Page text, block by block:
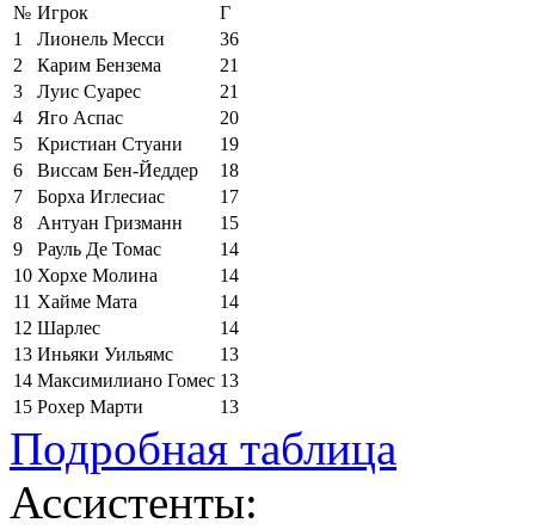
№ Игрок
Г
1
Лионель Месси
36
2
Карим Бензема
21
3
Луис Суарес
21
4
Яго Аспас
20
5
Кристиан Стуани
19
6
Виссам Бен-Йеддер
18
7
Борха Иглесиас
17
8
Антуан Гризманн
15
9
Рауль Де Томас
14
10 Хорхе Молина
14
11 Хайме Мата
14
12 Шарлес
14
13 Иньяки Уильямс
13
14 Максимилиано Гомес 13
15 Рохер Марти 13
Подробная таблица
Ассистенты: